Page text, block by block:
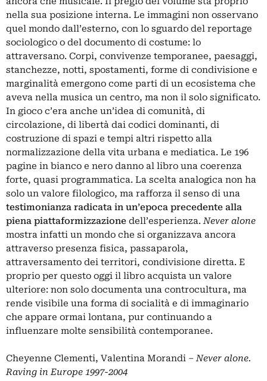
nella sua posizione interna. Le immagini non osservano
quel mondo dall’esterno, con lo sguardo del reportage
sociologico o del documento di costume: lo
attraversano. Corpi, convivenze temporanee, paesaggi,
stanchezze, notti, spostamenti, forme di condivisione e
marginalità emergono come parti di un ecosistema che
aveva nella musica un centro, ma non il solo significato.
In gioco c’era anche un’idea di comunità, di
circolazione, di libertà dai codici dominanti, di
costruzione di spazi e tempi altri rispetto alla
normalizzazione della vita urbana e mediatica. Le 196
pagine in bianco e nero danno al libro una coerenza
forte, quasi programmatica. La scelta analogica non ha
solo un valore filologico, ma rafforza il senso di una
testimonianza radicata in un’epoca precedente alla
piena piattaformizzazione dell’esperienza.Never alone
mostra infatti un mondo che si organizzava ancora
attraverso presenza fisica, passaparola,
attraversamento dei territori, condivisione diretta. E
proprio per questo oggi il libro acquista un valore
ulteriore: non solo documenta una controcultura, ma
rende visibile una forma di socialità e di immaginario
che appare ormai lontana, pur continuando a
influenzare molte sensibilità contemporanee.
Cheyenne Clementi, Valentina Morandi –Never alone.
Raving in Europe 1997-2004